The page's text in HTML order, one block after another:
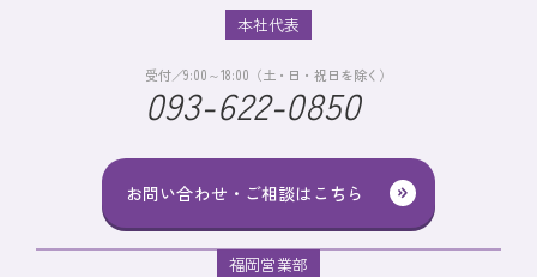
お問い合わせ・ご相談はこちら
本社代表
受付／9:00～18:00（土・日・祝日を除く）
093-622-0850
福岡営業部